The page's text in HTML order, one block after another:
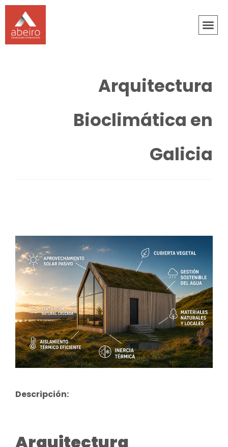
Arquitectura
Bioclimática en
Galicia
Descripción:
Arquitectura